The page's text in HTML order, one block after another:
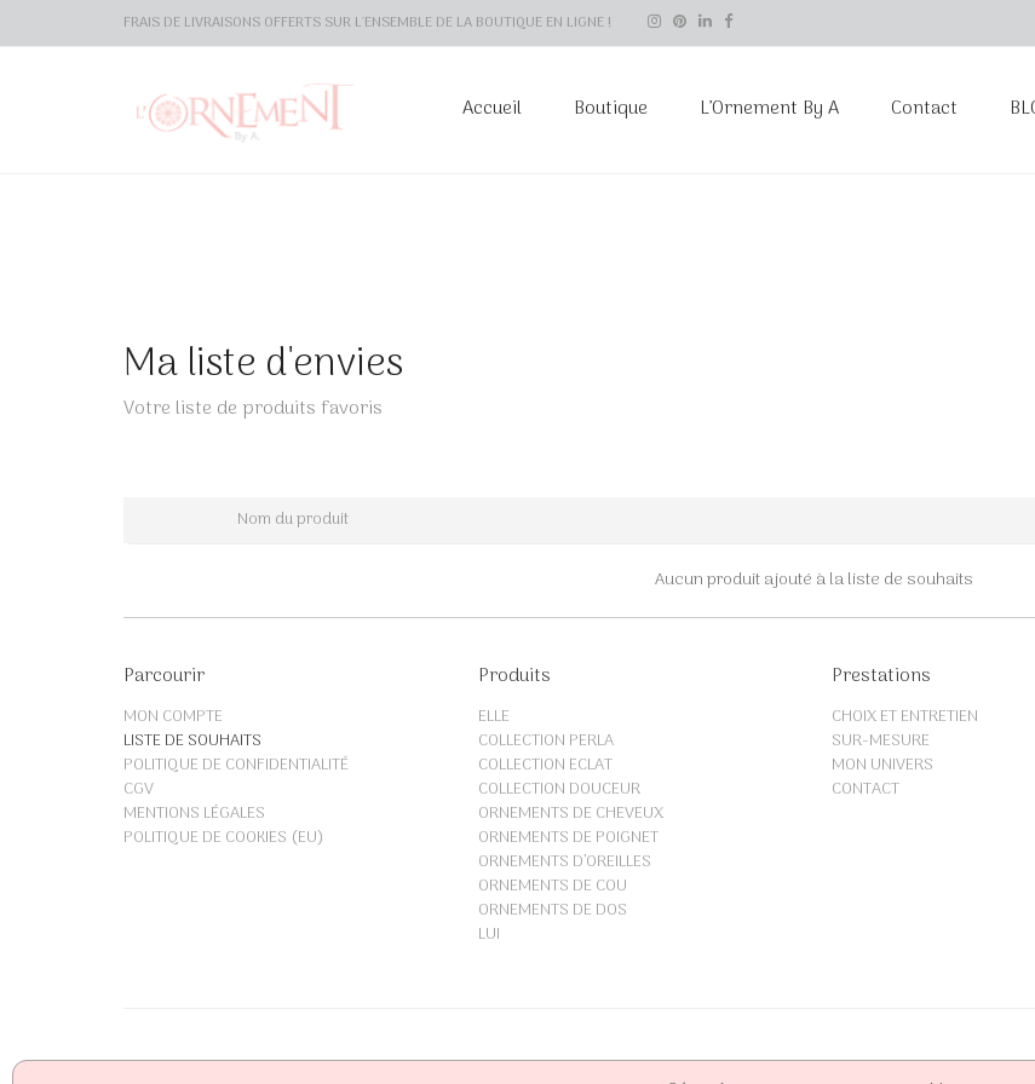
FRAIS DE LIVRAISONS OFFERTS SUR L'ENSEMBLE DE LA BOUTIQUE EN LIGNE !
Accueil Boutique L’Ornement By A Contact
Ma liste d'envies
Votre liste de produits favoris
Nom du produit
Aucun produit ajouté à la liste de souhaits
Parcourir
MON COMPTE
LISTE DE SOUHAITS
POLITIQUE DE CONFIDENTIALITÉ
CGV
MENTIONS LÉGALES
POLITIQUE DE COOKIES (EU)
Produits
ELLE
COLLECTION PERLA
COLLECTION ECLAT
COLLECTION DOUCEUR
ORNEMENTS DE CHEVEUX
ORNEMENTS DE POIGNET
ORNEMENTS D’OREILLES
ORNEMENTS DE COU
ORNEMENTS DE DOS
LUI
Prestations
CHOIX ET ENTRETIEN
SUR-MESURE
MON UNIVERS
CONTACT
L'Ornement by A| Bijoux et accessoires de mariage sur-mesure | ParDavid Poudray Paiement 100% sécurisé